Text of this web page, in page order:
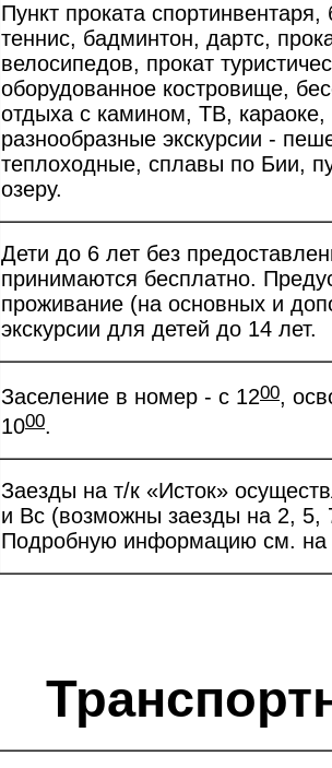
Пункт проката
теннис, бадминтон, дартс,
велосипедов, прокат
оборудованное костровище,
отдыха с камином, ТВ,
разнообразные экскурсии -
теплоходные, сплавы по Бии,
озеру.
Дети до 6 лет без
принимаются бесплатно.
проживание (на основных и
экскурсии для детей до 14 лет.
Заселение в номер - с 1200,
1000.
Заезды на т/к «Исток»
и Вс (возможны заезды на 2, 5,
Подробную информацию см. на